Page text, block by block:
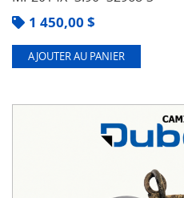
1 450,00 $
AJOUTER AU PANIER